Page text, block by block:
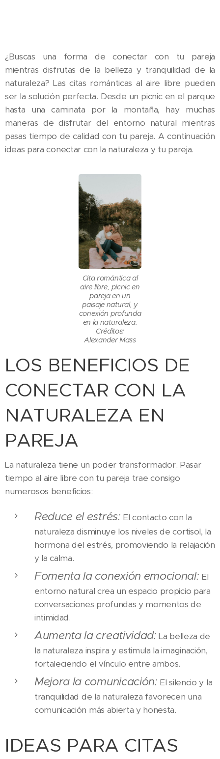
¿Buscas una forma de conectar con tu pareja
mientras disfrutas de la belleza y tranquilidad de la
naturaleza? Las citas románticas al aire libre pueden
ser la solución perfecta. Desde un picnic en el parque
hasta una caminata por la montaña, hay muchas
maneras de disfrutar del entorno natural mientras
pasas tiempo de calidad con tu pareja. A continuación
ideas para conectar con la naturaleza y tu pareja.
Cita romántica al
aire libre, picnic en
pareja en un
paisaje natural, y
conexión profunda
en la naturaleza.
Créditos:
Alexander Mass
LOS BENEFICIOS DE
CONECTAR CON LA
NATURALEZA EN
PAREJA
La naturaleza tiene un poder transformador. Pasar
tiempo al aire libre con tu pareja trae consigo
numerosos beneficios:
Reduce el estrés: El contacto con la
naturaleza disminuye los niveles de cortisol, la
hormona del estrés, promoviendo la relajación
y la calma.
Fomenta la conexión emocional: El
entorno natural crea un espacio propicio para
conversaciones profundas y momentos de
intimidad.
Aumenta la creatividad: La belleza de
la naturaleza inspira y estimula la imaginación,
fortaleciendo el vínculo entre ambos.
Mejora la comunicación: El silencio y la
tranquilidad de la naturaleza favorecen una
comunicación más abierta y honesta.
IDEAS PARA CITAS